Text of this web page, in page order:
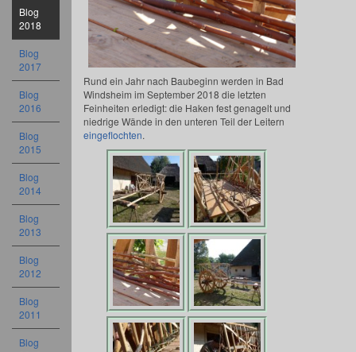
Rund ein Jahr nach Baubeginn werden in Bad
Windsheim im September 2018 die letzten
Feinheiten erledigt: die Haken fest genagelt und
niedrige Wände in den unteren Teil der Leitern
eingeflochten.
Blog
2018
Blog
2017
Blog
2016
Blog
2015
Blog
2014
Blog
2013
Blog
2012
Blog
2011
Blog